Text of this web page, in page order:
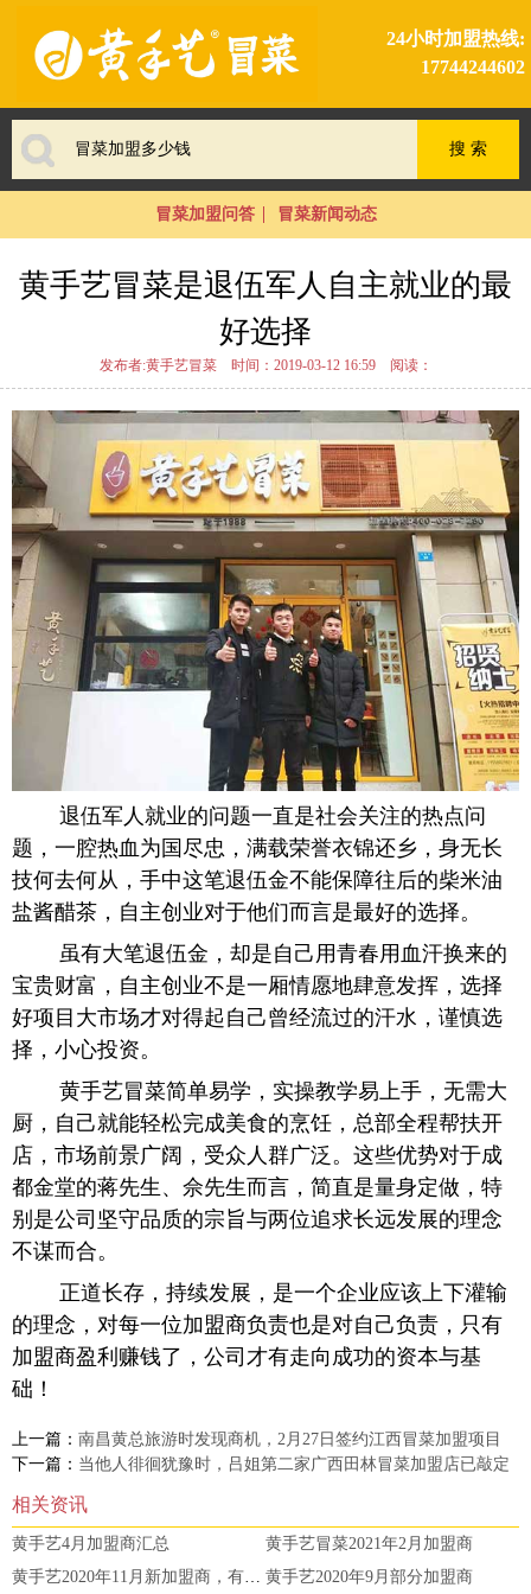
24小时加盟热线:
17744244602
冒菜加盟问答 冒菜新闻动态
黄手艺冒菜是退伍军人自主就业的最
好选择
发布者:黄手艺冒菜 时间：2019-03-12 16:59 阅读：
退伍军人就业的问题一直是社会关注的热点问
题，一腔热血为国尽忠，满载荣誉衣锦还乡，身无长
技何去何从，手中这笔退伍金不能保障往后的柴米油
盐酱醋茶，自主创业对于他们而言是最好的选择。
虽有大笔退伍金，却是自己用青春用血汗换来的
宝贵财富，自主创业不是一厢情愿地肆意发挥，选择
好项目大市场才对得起自己曾经流过的汗水，谨慎选
择，小心投资。
黄手艺冒菜简单易学，实操教学易上手，无需大
厨，自己就能轻松完成美食的烹饪，总部全程帮扶开
店，市场前景广阔，受众人群广泛。这些优势对于成
都金堂的蒋先生、佘先生而言，简直是量身定做，特
别是公司坚守品质的宗旨与两位追求长远发展的理念
不谋而合。
正道长存，持续发展，是一个企业应该上下灌输
的理念，对每一位加盟商负责也是对自己负责，只有
加盟商盈利赚钱了，公司才有走向成功的资本与基
础！
上一篇： 南昌黄总旅游时发现商机，2月27日签约江西冒菜加盟项目
下一篇： 当他人徘徊犹豫时，吕姐第二家广西田林冒菜加盟店已敲定
相关资讯
黄手艺4月加盟商汇总
黄手艺冒菜2021年2月加盟商
黄手艺2020年9月部分加盟商